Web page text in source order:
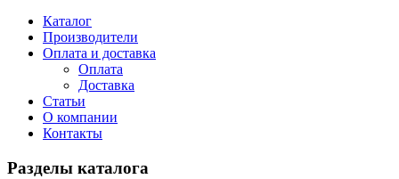
Каталог
Производители
Оплата и доставка
Оплата
Доставка
Статьи
О компании
Контакты
Разделы каталога